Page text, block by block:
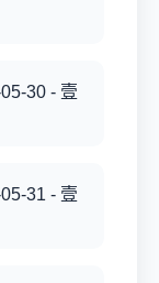
30 - 壹
31 - 壹